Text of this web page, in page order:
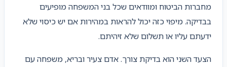
מחברות הביטוח ומוודאים שכל בני המשפחה מופיעים
בבדיקה. מיפוי כזה יכול להראות במהירות אם יש כיסוי שלא
ידעתם עליו או תשלום שלא זיהיתם.
הצעד השני הוא בדיקת צורך. אדם צעיר ובריא, משפחה עם